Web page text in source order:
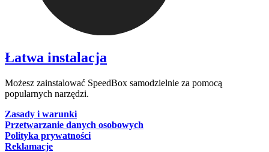
Łatwa instalacja
Możesz zainstalować SpeedBox samodzielnie za pomocą
popularnych narzędzi.
Zasady i warunki
Przetwarzanie danych osobowych
Polityka prywatności
Reklamacje